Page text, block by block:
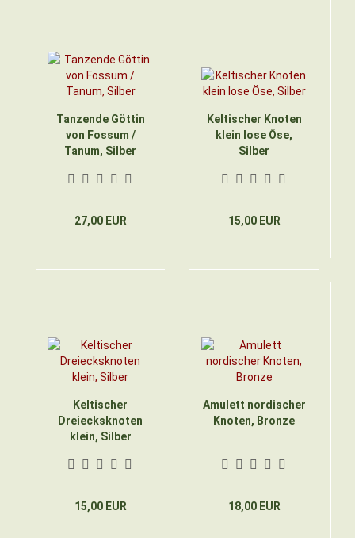
Tanzende Göttin
von Fossum /
Tanum, Silber
27,00 EUR
Keltischer Knoten
klein lose Öse,
Silber
15,00 EUR
Keltischer
Dreiecksknoten
klein, Silber
15,00 EUR
Amulett nordischer
Knoten, Bronze
18,00 EUR